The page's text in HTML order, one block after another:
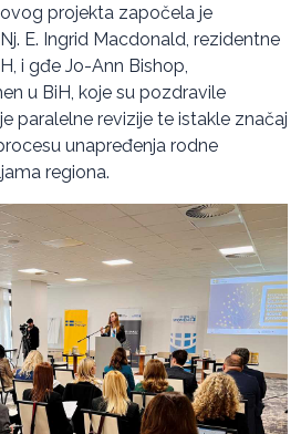
projekta započela je
E. Ingrid Macdonald, rezidentne
i gđe Jo-Ann Bishop,
u BiH, koje su pozdravile
paralelne revizije te istakle značaj
unapređenja rodne
regiona.